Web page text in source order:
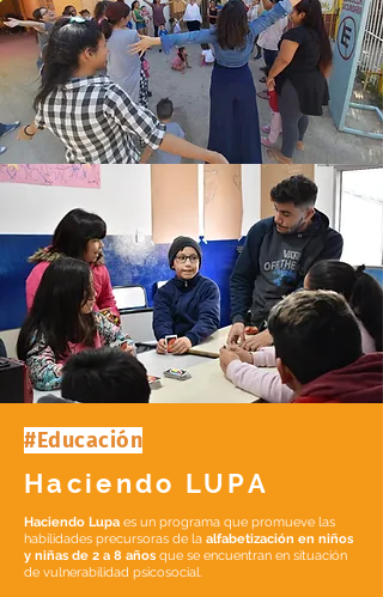
#Educación
Haciendo LUPA
Haciendo Lupa es un programa que promueve las
habilidades precursoras de la alfabetización en niños
y niñas de 2 a 8 años que se encuentran en situación
de vulnerabilidad psicosocial.